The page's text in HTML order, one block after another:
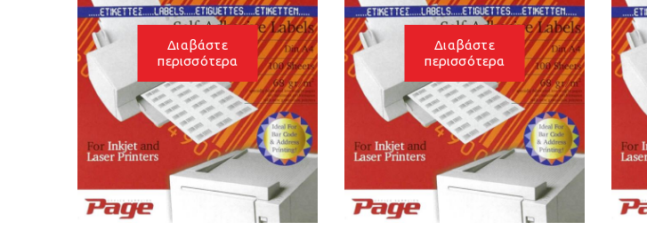
Διαβάστε
περισσότερα
Διαβάστε
περισσότερα
Διαβάστε
περισσότερα